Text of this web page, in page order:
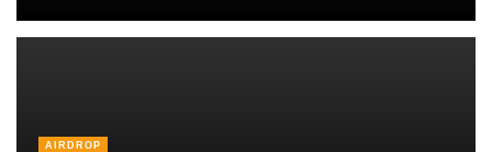
AIRDROP